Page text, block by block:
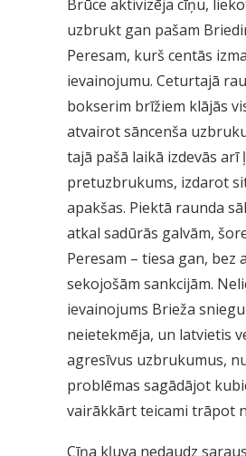
Brūce aktivizēja cīņu,
uzbrukt gan pašam
Peresam, kurš centās
ievainojumu. Ceturtajā
bokserim brīžiem klājās
atvairot sāncenša
tajā pašā laikā izdevās arī
pretuzbrukums, izdarot
apakšas. Piektā raunda
atkal sadūrās galvām,
Peresam – tiesa gan, bez
sekojošām sankcijām.
ievainojums Brieža
neietekmēja, un latvietis
agresīvus uzbrukumus,
problēmas sagādājot
vairākkārt teicami trāpot
Cīņa kļuva nedaudz